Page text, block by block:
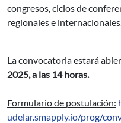
congresos, ciclos de
regionales e
La convocatoria estará
2025, a las 14 horas.
Formulario de postulación:
udelar.smapply.io/prog/